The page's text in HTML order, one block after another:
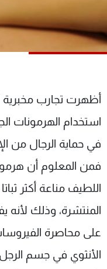
أظهرت تجارب مخبرية
استخدام الهرمونات
في حماية الرجال من
فمن المعلوم أن
اللطيف مناعة أكثر
على محاصرة
الأنثوي في جسم
جدول البرامج
شاهد البرامج
عن MTV
لاعلاناتكم